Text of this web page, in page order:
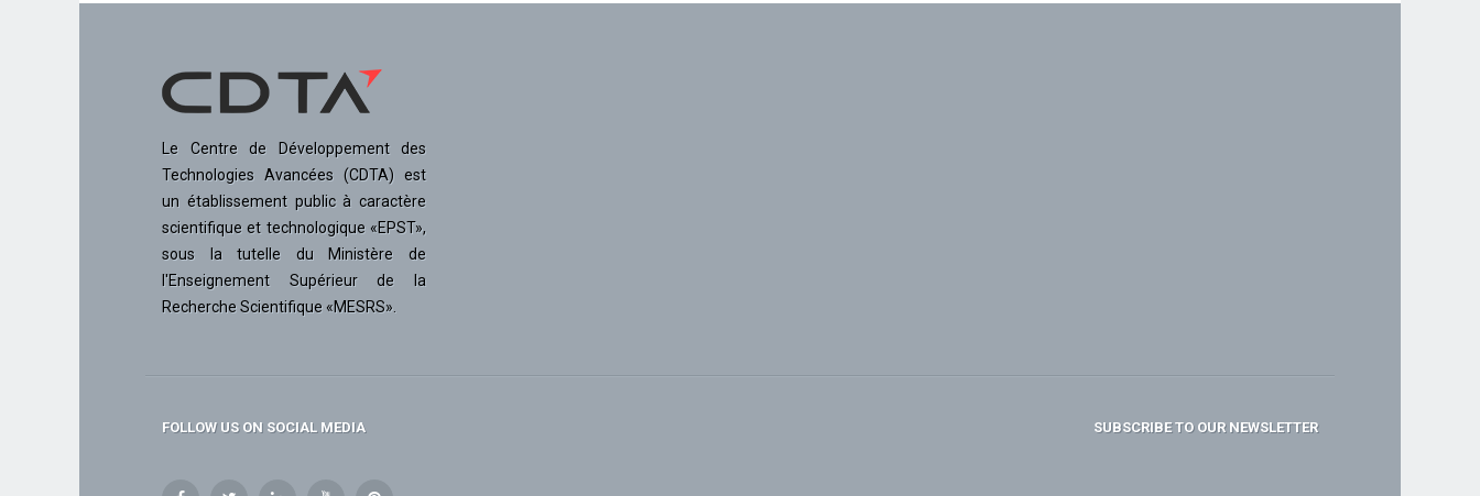
Le Centre de Développement des
Technologies Avancées (CDTA) est
un établissement public à caractère
scientifique et technologique «EPST»,
sous la tutelle du Ministère de
l'Enseignement Supérieur de la
Recherche Scientifique «MESRS».
FOLLOW US ON SOCIAL MEDIA SUBSCRIBE TO OUR NEWSLETTER